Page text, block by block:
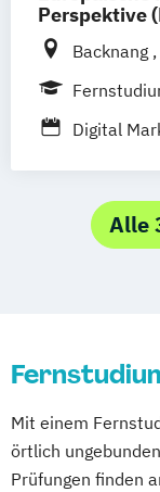
Stuttgart
Perspektive
Backnang
Berlin
Köln
Bielefeld
Dresden
Frankfurt
Mannheim
Mainz
Potsdam
Digital
Alle
Mit einem
örtlich
Prüfungen finden